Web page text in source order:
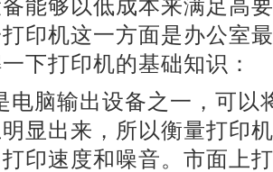
能够以低成本来满足高
印机这一方面是办公室
下打印机的基础知识：
脑输出设备之一，可以
显出来，所以衡量打印
印速度和噪音。市面上